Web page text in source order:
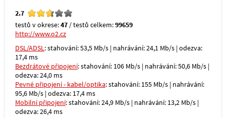
2.7
testů v okrese:47 / testů celkem:99659
http://www.o2.cz
DSL/ADSL: stahování: 53,5 Mb/s | nahrávání: 24,1 Mb/s | odezva:
17,4 ms
Bezdrátové připojení: stahování: 106 Mb/s | nahrávání: 50,6 Mb/s |
odezva: 24,0 ms
Pevné připojení - kabel/optika: stahování: 155 Mb/s | nahrávání:
95,6 Mb/s | odezva: 17,4 ms
Mobilní připojení: stahování: 24,9 Mb/s | nahrávání: 13,2 Mb/s |
odezva: 26,4 ms